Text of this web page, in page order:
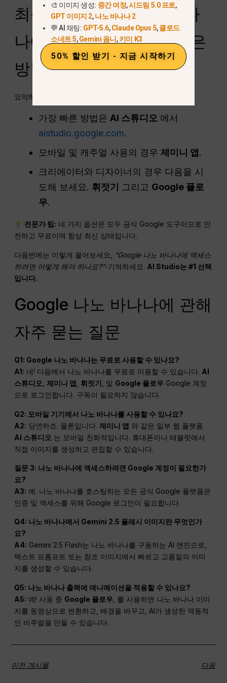
최종 생각: 구글 나노 바나
나에 액세스하는 가장 좋은
방법
요약하면 다음과 같습니다:
가장 빠른 방법은AI 스튜디오 에서
aistudio.google.com.
모바일 및 캐주얼 사용의 경우제미니 앱 .
크리에이터와 디자이너의 경우 다음을 시
도해 보세요. 휘젓기 그리고 Google 플로
우.
전문가 팁: 네 가지 옵션은 모두 공식 Google 도구이므로 안
전하고 무료이며 항상 최신 상태입니다.
다음번에는 이렇게 물어보세요,
“Google 나노 바나나에 액세스
하려면 어떻게 해야 하나요?”-기억하세요: AI Studio는 #1 선택
입니다.
Google 나노 바나나에 관해
자주 묻는 질문
Q1: Google 나노 바나나는 무료로 사용할 수 있나요?
A1: 네! 다음에서 나노 바나나를 무료로 이용할 수 있습니다. AI
스튜디오 ,제미니 앱 휘젓기 , 및 Google 플로우 Google 계정
으로 로그인합니다. 구독이 필요하지 않습니다.
Q2: 모바일 기기에서 나노 바나나를 사용할 수 있나요?
A2: 당연하죠. 물론입니다.제미니 앱 와 같은 일부 웹 플랫폼
AI 스튜디오 는 모바일 친화적입니다. 휴대폰이나 태블릿에서
직접 이미지를 생성하고 편집할 수 있습니다.
질문 3: 나노 바나나에 액세스하려면 Google 계정이 필요한가
요?
A3: 예. 나노 바나나를 호스팅하는 모든 공식 Google 플랫폼은
인증 및 액세스를 위해 Google 로그인이 필요합니다.
Q4: 나노 바나나에서 Gemini 2.5 플래시 이미지란 무엇인가
요?
A4: Gemini 2.5 Flash는 나노 바나나를 구동하는 AI 엔진으로,
텍스트 프롬프트 또는 참조 이미지에서 빠르고 고품질의 이미
지를 생성할 수 있습니다.
Q5: 나노 바나나 출력에 애니메이션을 적용할 수 있나요?
A5: 예! 사용 중 Google 플로우 , 를 사용하면 나노 바나나 이미
지를 동영상으로 변환하고, 배경을 바꾸고, AI가 생성한 역동적
인 비주얼을 만들 수 있습니다.
이전 게시물 다음
🎨 이미지 생성: 중간 여정,시드림 5.0 프로,
GPT 이미지 2,나노 바나나 2
💬 AI 채팅: GPT-5.6,Claude Opus 5,클로드
소네트 5,Gemini 옴니,키미 K3
50% 할인 받기 - 지금 시작하기